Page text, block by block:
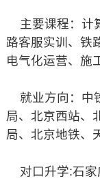
主要课程：计
路客服实训、铁
电气化运营、施
就业方向：中
局、北京西站、
局、北京地铁、
对口升学:石家